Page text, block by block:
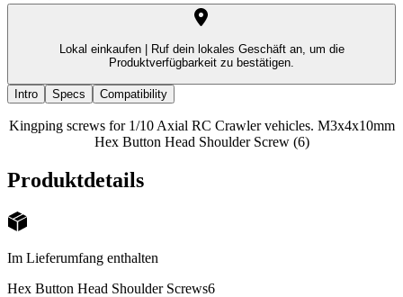
Lokal einkaufen |
Ruf dein lokales Geschäft an, um die
Produktverfügbarkeit zu bestätigen.
Intro Specs Compatibility
Kingping screws for 1/10 Axial RC Crawler vehicles. M3x4x10mm
Hex Button Head Shoulder Screw (6)
Produktdetails
Im Lieferumfang enthalten
Hex Button Head Shoulder Screws6